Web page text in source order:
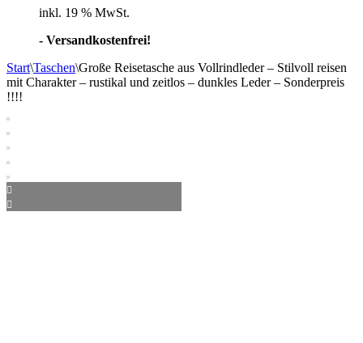
inkl. 19 % MwSt.
- Versandkostenfrei!
Start\Taschen\Große Reisetasche aus Vollrindleder – Stilvoll reisen
mit Charakter – rustikal und zeitlos – dunkles Leder – Sonderpreis
!!!!